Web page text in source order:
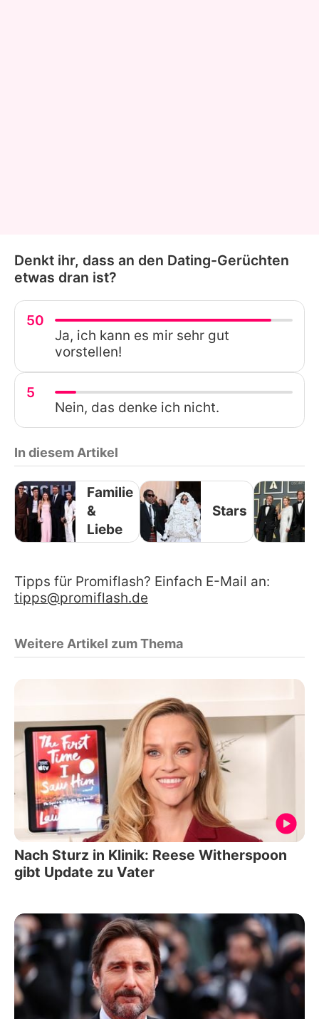
Denkt ihr, dass an den Dating-Gerüchten
etwas dran ist?
50
Ja, ich kann es mir sehr gut
vorstellen!
5
Nein, das denke ich nicht.
In diesem Artikel
Familie
&
Liebe
Stars
Tipps für Promiflash? Einfach E-Mail an:
tipps@promiflash.de
Weitere Artikel zum Thema
Nach Sturz in Klinik: Reese Witherspoon
gibt Update zu Vater